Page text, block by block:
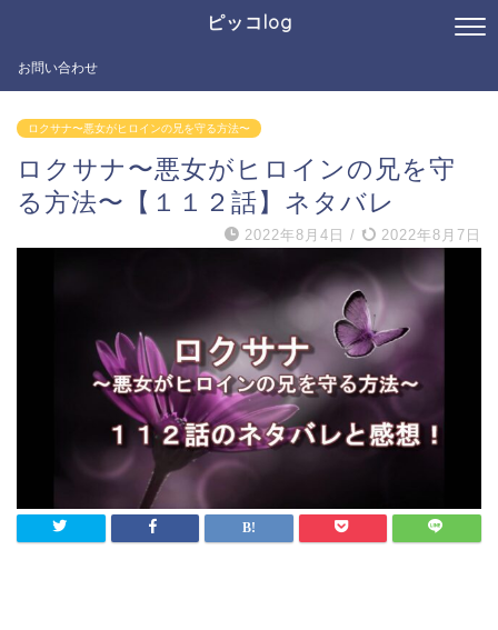
ピッコlog
お問い合わせ
ロクサナ〜悪女がヒロインの兄を守る方法〜
ロクサナ〜悪女がヒロインの兄を守
る方法〜【１１２話】ネタバレ
2022年8月4日 / 2022年8月7日